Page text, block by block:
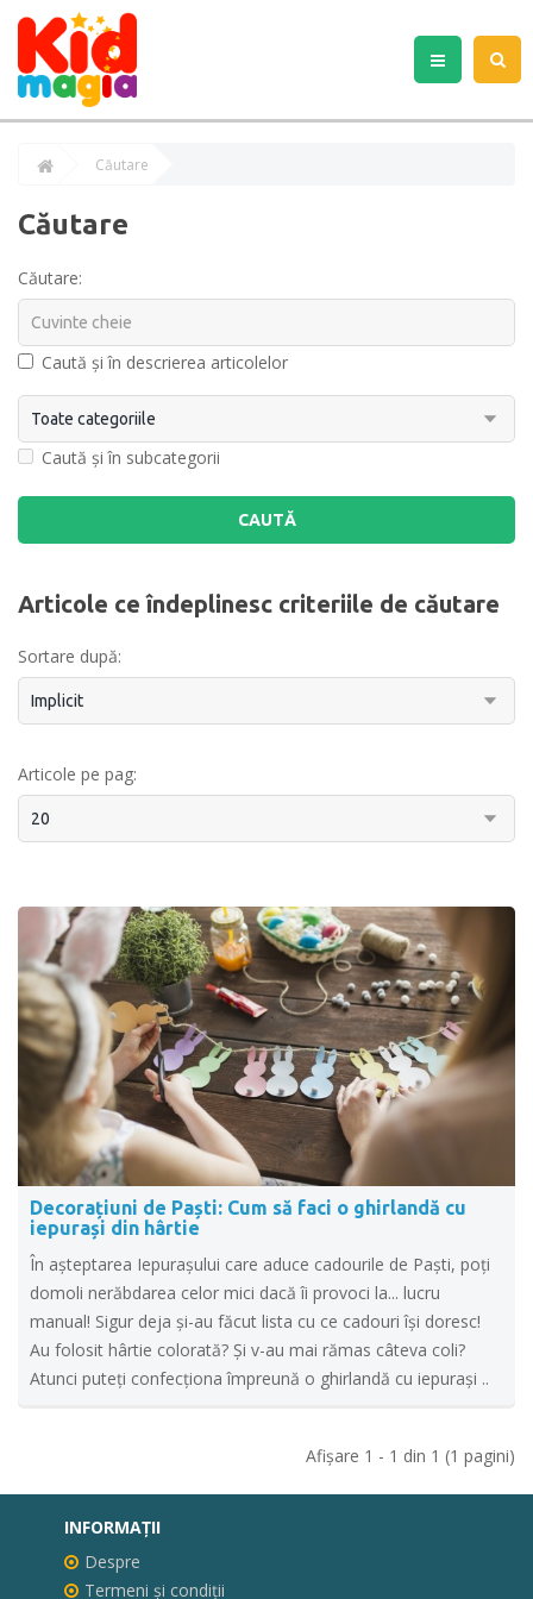
Căutare
Căutare
Căutare:
Caută și în descrierea articolelor
Caută și în subcategorii
Articole ce îndeplinesc criteriile de căutare
Sortare după:
Articole pe pag:
Decorațiuni de Paști: Cum să faci o ghirlandă cu
iepurași din hârtie
În așteptarea Iepurașului care aduce cadourile de Paști, poți
domoli nerăbdarea celor mici dacă îi provoci la... lucru
manual! Sigur deja și-au făcut lista cu ce cadouri își doresc!
Au folosit hârtie colorată? Și v-au mai rămas câteva coli?
Atunci puteți confecționa împreună o ghirlandă cu iepurași ..
Afişare 1 - 1 din 1 (1 pagini)
INFORMAŢII
Despre
Termeni și condiții